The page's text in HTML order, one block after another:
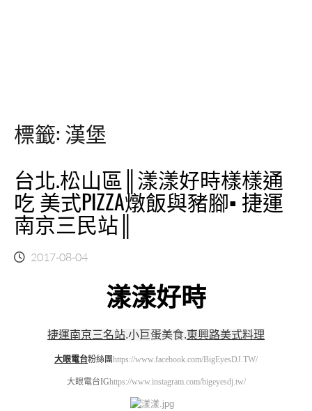
標籤: 漢堡
台北.松山區║漾漾好時樣樣通
吃 美式PIZZA燉飯與豬腳▪ 捷運
南京三民站║
2017-08-04
漾漾好時
捷運南京三名站.小巨蛋美食.東興路美式料理
大眼電台粉絲團https://www.facebook.com/BigEyesDJ.TW/
大眼電台IGhttps://www.instagram.com/bigeyesdj.tw/